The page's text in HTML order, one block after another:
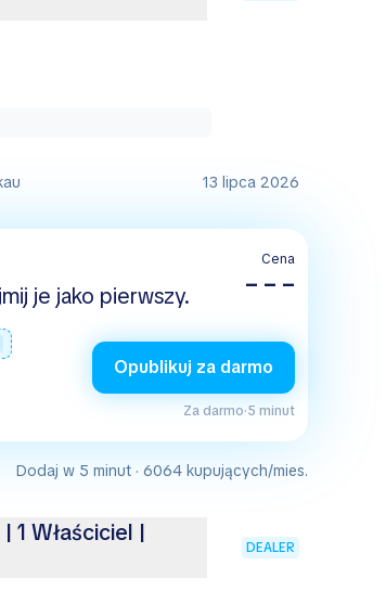
13 lipca 2026
je jako pierwszy.
Cena
– – –
Opublikuj za darmo
Za darmo·5 minut
Dodaj w 5 minut · 6064 kupujących/mies.
1 Właściciel |
DEALER